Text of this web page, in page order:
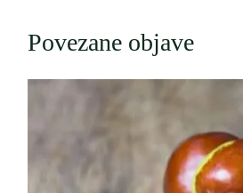
Povezane objave